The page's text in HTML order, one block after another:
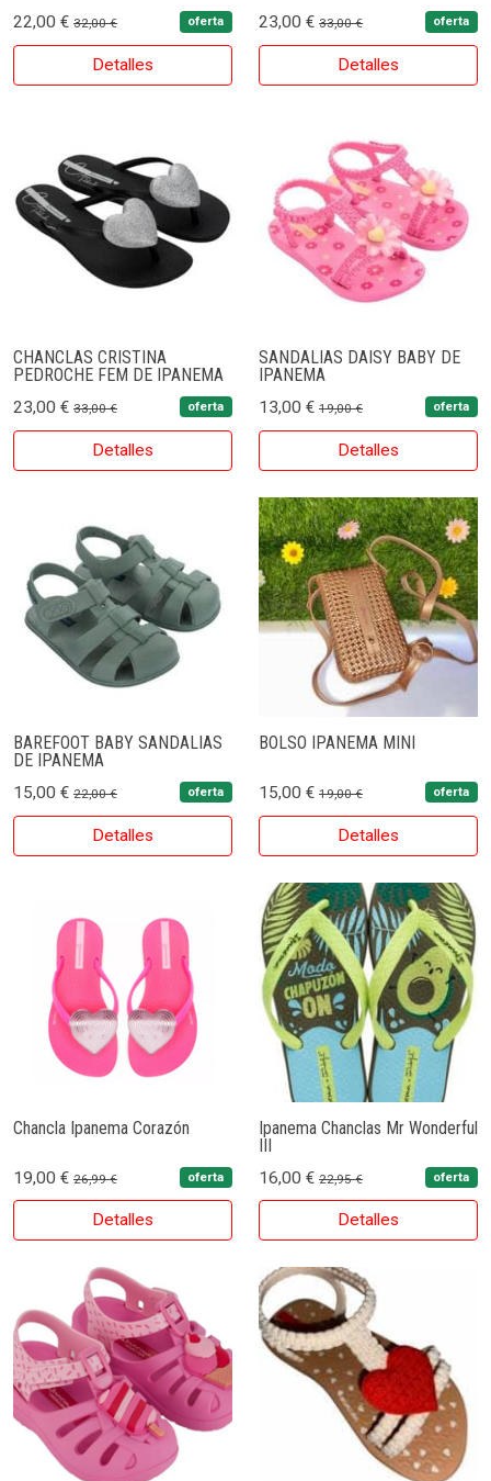
22,00 € 32,00 € oferta
Detalles
23,00 € 33,00 € oferta
Detalles
CHANCLAS CRISTINA
PEDROCHE FEM DE IPANEMA
23,00 € 33,00 € oferta
Detalles
SANDALIAS DAISY BABY DE
IPANEMA
13,00 € 19,00 € oferta
Detalles
BAREFOOT BABY SANDALIAS
DE IPANEMA
15,00 € 22,00 € oferta
Detalles
BOLSO IPANEMA MINI
15,00 € 19,00 € oferta
Detalles
Chancla Ipanema Corazón
19,00 € 26,99 € oferta
Detalles
Ipanema Chanclas Mr Wonderful
III
16,00 € 22,95 € oferta
Detalles